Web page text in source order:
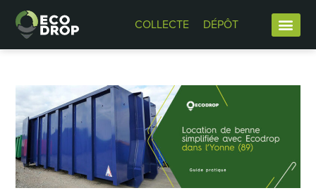
COLLECTE DÉPÔT